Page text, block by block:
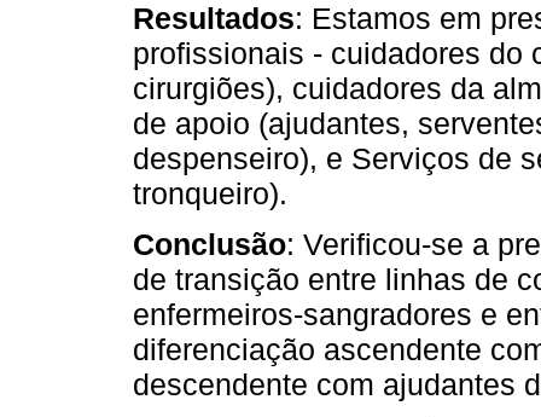
Resultados: Estamos em
profissionais - cuidadores do
cirurgiões), cuidadores da
de apoio (ajudantes,
despenseiro), e Serviços de
tronqueiro).
Conclusão: Verificou-se a
de transição entre linhas de
enfermeiros-sangradores e
diferenciação ascendente
descendente com ajudantes